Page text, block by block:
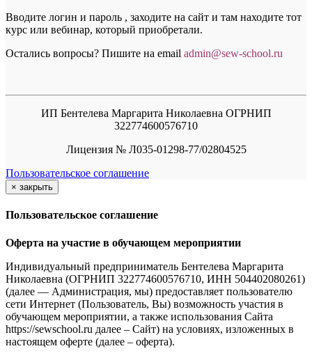
Вводите логин и пароль , заходите на сайт и там находите тот
курс или вебинар, который приобретали.
Остались вопросы? Пишите на email admin@sew-school.ru
ИП Бентелева Маргарита Николаевна ОГРНИП
322774600576710
Лицензия № Л035-01298-77/02804525
Пользовательское соглашение
× закрыть
Пользовательское соглашение
Оферта на участие в обучающем мероприятии
Индивидуальный предприниматель Бентелева Маргарита
Николаевна (ОГРНИП 322774600576710, ИНН 504402080261)
(далее — Администрация, мы) предоставляет пользователю
сети Интернет (Пользователь, Вы) возможность участия в
обучающем мероприятии, а также использования Сайта
https://sewschool.ru далее – Сайт) на условиях, изложенных в
настоящем оферте (далее – оферта).